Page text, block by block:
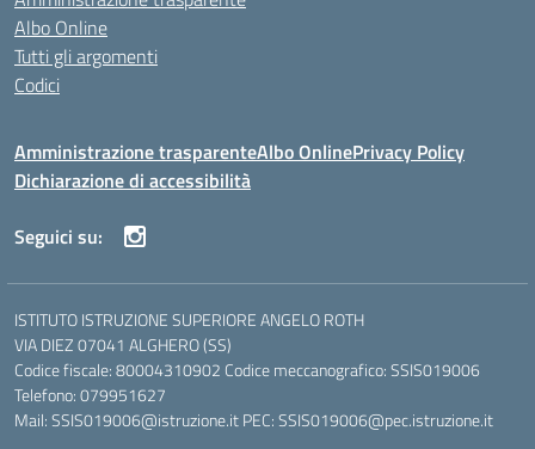
Albo Online
Tutti gli argomenti
Codici
Amministrazione trasparenteAlbo OnlinePrivacy Policy
Dichiarazione di accessibilità
Seguici su:
ISTITUTO ISTRUZIONE SUPERIORE ANGELO ROTH
VIA DIEZ 07041 ALGHERO (SS)
Codice fiscale: 80004310902 Codice meccanografico: SSIS019006
Telefono: 079951627
Mail: SSIS019006@istruzione.it PEC: SSIS019006@pec.istruzione.it